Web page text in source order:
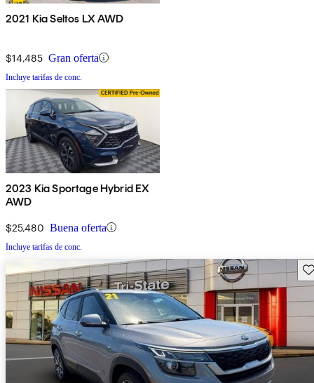
2021 Kia Seltos LX AWD
$14,485 Gran oferta
Incluye tarifas de conc.
2023 Kia Sportage Hybrid EX
AWD
$25,480 Buena oferta
Incluye tarifas de conc.